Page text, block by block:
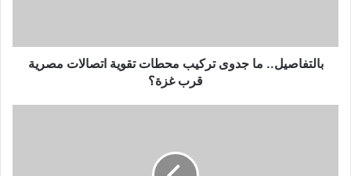
قرب
غزة؟بالتفاصيل.. ما جدوى تركيب محطات تقوية اتصالات مصرية
قرب غزة؟